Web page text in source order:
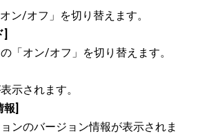
ン/オフ」を切り替えます。
]
「オン/オフ」を切り替えます。
示されます。
報]
ンのバージョン情報が表示されま